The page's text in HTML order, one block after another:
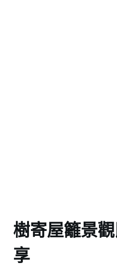
樹寄屋籬景
享